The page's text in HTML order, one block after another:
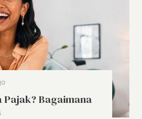
Pajak? Bagaimana